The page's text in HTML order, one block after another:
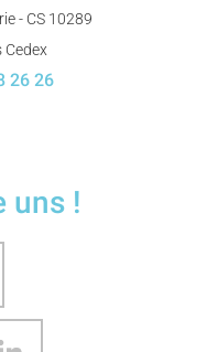
- CS 10289
26 26
uns !